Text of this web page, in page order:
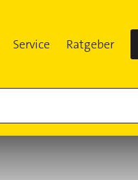
Service Ratgeber